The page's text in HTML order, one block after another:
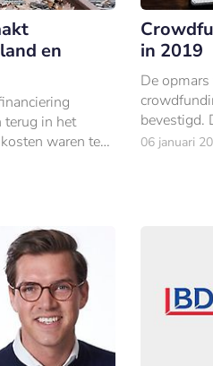
en
terug in het
waren te
opbrengsten.
in 2019
De
bevestigd.
21% tot
06 januari